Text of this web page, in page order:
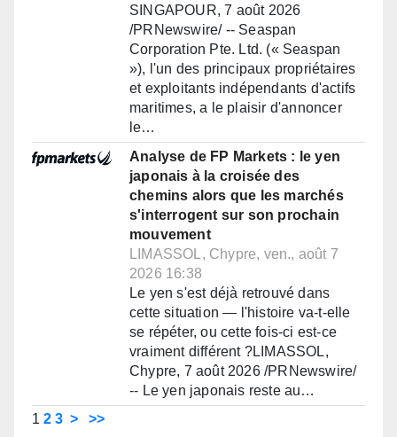
SINGAPOUR, 7 août 2026
/PRNewswire/ -- Seaspan
Corporation Pte. Ltd. (« Seaspan
»), l'un des principaux propriétaires
et exploitants indépendants d'actifs
maritimes, a le plaisir d'annoncer
le…
Analyse de FP Markets : le yen
japonais à la croisée des
chemins alors que les marchés
s'interrogent sur son prochain
mouvement
LIMASSOL, Chypre, ven., août 7
2026 16:38
Le yen s'est déjà retrouvé dans
cette situation — l'histoire va-t-elle
se répéter, ou cette fois-ci est-ce
vraiment différent ?LIMASSOL,
Chypre, 7 août 2026 /PRNewswire/
-- Le yen japonais reste au…
1 2 3 > >>